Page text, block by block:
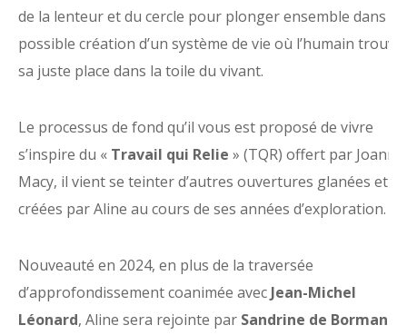
de la lenteur et du cercle pour plonger ensemble dans la
possible création d’un système de vie où l’humain trouve
sa juste place dans la toile du vivant.
Le processus de fond qu’il vous est proposé de vivre
s’inspire du « Travail qui Relie » (TQR) offert par Joanna
Macy, il vient se teinter d’autres ouvertures glanées et
créées par Aline au cours de ses années d’exploration.
Nouveauté en 2024, en plus de la traversée
d’approfondissement coanimée avec Jean-Michel
Léonard, Aline sera rejointe par Sandrine de Borman